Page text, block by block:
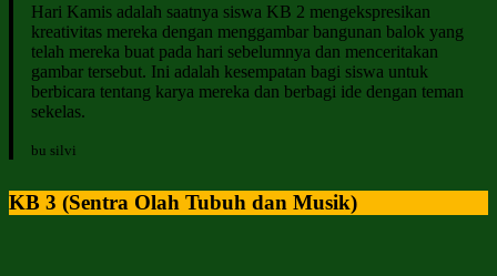
Hari Kamis adalah saatnya siswa KB 2 mengekspresikan
kreativitas mereka dengan menggambar bangunan balok yang
telah mereka buat pada hari sebelumnya dan menceritakan
gambar tersebut. Ini adalah kesempatan bagi siswa untuk
berbicara tentang karya mereka dan berbagi ide dengan teman
sekelas.
bu silvi
KB 3 (Sentra Olah Tubuh dan Musik)